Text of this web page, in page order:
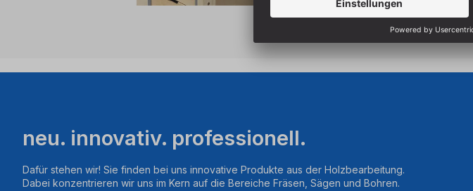
neu. innovativ. professionell.
Dafür stehen wir! Sie finden bei uns innovative Produkte aus der Holzbearbeitung.
Dabei konzentrieren wir uns im Kern auf die Bereiche Fräsen, Sägen und Bohren.